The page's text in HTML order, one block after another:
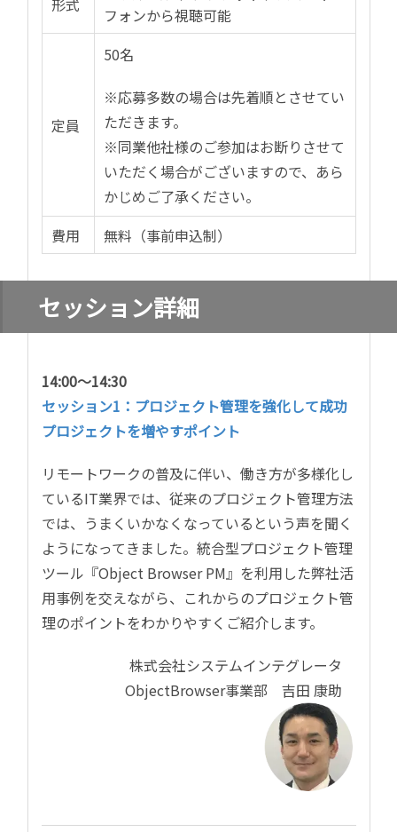
形式
フォンから視聴可能
定員
50名
※応募多数の場合は先着順とさせてい
ただきます。
※同業他社様のご参加はお断りさせて
いただく場合がございますので、あら
かじめご了承ください。
費用
無料（事前申込制）
セッション詳細
14:00～14:30
セッション1：プロジェクト管理を強化して成功
プロジェクトを増やすポイント
リモートワークの普及に伴い、働き方が多様化し
ているIT業界では、従来のプロジェクト管理方法
では、うまくいかなくなっているという声を聞く
ようになってきました。統合型プロジェクト管理
ツール『Object Browser PM』を利用した弊社活
用事例を交えながら、これからのプロジェクト管
理のポイントをわかりやすくご紹介します。
株式会社システムインテグレータ
ObjectBrowser事業部 吉田 康助